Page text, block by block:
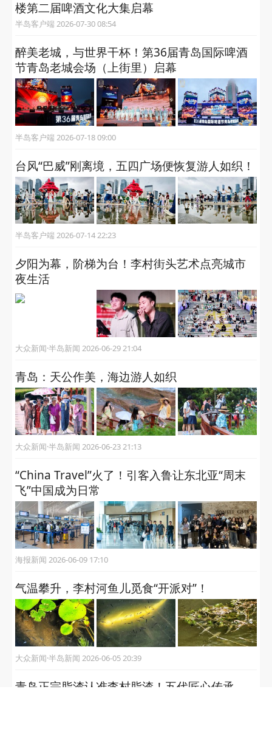
礼遇机场，醉美相逢！“大V沙龙”走进青岛国际
大众报业·半岛网 2026-08-07 09:18
无界山海夜，醉美啤酒季！第36届青岛国际啤
酒节崂山会场绽放夏日活力
大众报业·半岛网 2026-08-03 10:21
“夜享西海岸 醉美张家楼”青岛西海岸新区张家
楼第二届啤酒文化大集启幕
半岛客户端 2026-07-30 08:54
醉美老城，与世界干杯！第36届青岛国际啤酒
节青岛老城会场（上街里）启幕
台风“巴威”刚离境，五四广场便恢复游人如织！
半岛客户端 2026-07-14 22:23
夕阳为幕，阶梯为台！李村街头艺术点亮城市
夜生活
大众新闻·半岛新闻 2026-06-29 21:04
青岛：天公作美，海边游人如织
大众新闻·半岛新闻 2026-06-23 21:13
“China Travel”火了！引客入鲁让东北亚“周末
飞”中国成为日常